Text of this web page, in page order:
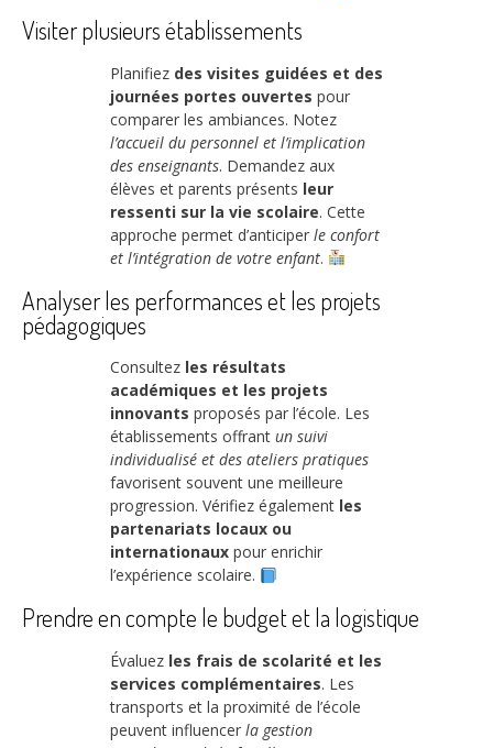
Visiter plusieurs établissements
Planifiez des visites guidées et des
journées portes ouvertes pour
comparer les ambiances. Notez
l’accueil du personnel et l’implication
des enseignants. Demandez aux
élèves et parents présents leur
ressenti sur la vie scolaire. Cette
approche permet d’anticiper le confort
et l’intégration de votre enfant.
Analyser les performances et les projets
pédagogiques
Consultez les résultats
académiques et les projets
innovants proposés par l’école. Les
établissements offrant un suivi
individualisé et des ateliers pratiques
favorisent souvent une meilleure
progression. Vérifiez également les
partenariats locaux ou
internationaux pour enrichir
l’expérience scolaire.
Prendre en compte le budget et la logistique
Évaluez les frais de scolarité et les
services complémentaires. Les
transports et la proximité de l’école
peuvent influencer la gestion